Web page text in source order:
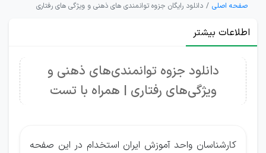
صفحه اصلی دانلود رایگان جزوه توانمندی های ذهنی و ویژگی های رفتاری
اطلاعات بیشتر
دانلود جزوه توانمندی‌های ذهنی و
ویژگی‌های رفتاری | همراه با تست
کارشناسان واحد آموزش ایران استخدام در این صفحه